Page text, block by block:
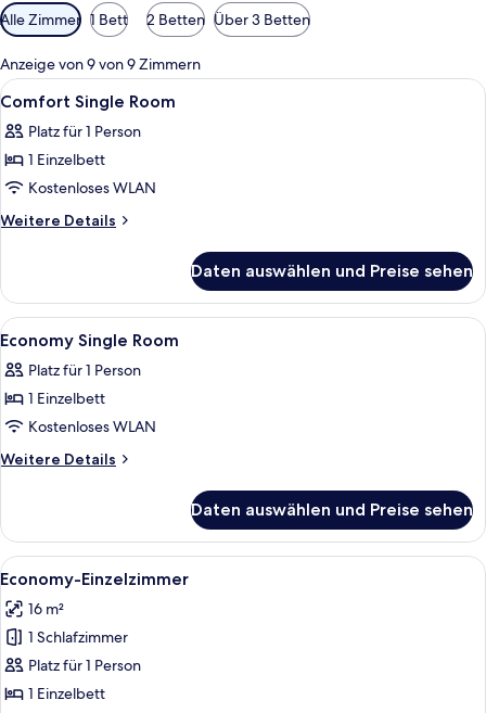
Verfügbare
Filter
für
Zimmer
Alle Zimmer 1 Bett 2 Betten Über 3 Betten
Anzeige von 9 von 9 Zimmern
Alle
Fotos
für
Comfort
Single
Room
Ein Einzelbett mit Holz-Kopfteil, ein
5
Comfort Single Room
Platz für 1 Person
1 Einzelbett
Kostenloses WLAN
Weitere Details
Weitere
Single
Room
Daten auswählen und Preise sehen
Alle
Fotos
für
Economy
Single
Room
Ein kleiner, moderner Raum mit
9
Economy Single Room
Platz für 1 Person
1 Einzelbett
Kostenloses WLAN
Weitere Details
Weitere
Single
Room
Daten auswählen und Preise sehen
Alle
Fotos
für
Economy-
Einzelzimmer
anzeigen
Economy-Einzelzimmer |
9
Economy-Einzelzimmer
16 m²
1 Schlafzimmer
Platz für 1 Person
1 Einzelbett